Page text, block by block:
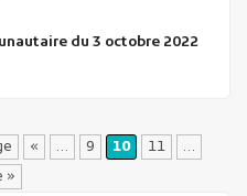
du 3 octobre 2022
« … 9 10 11
…
»